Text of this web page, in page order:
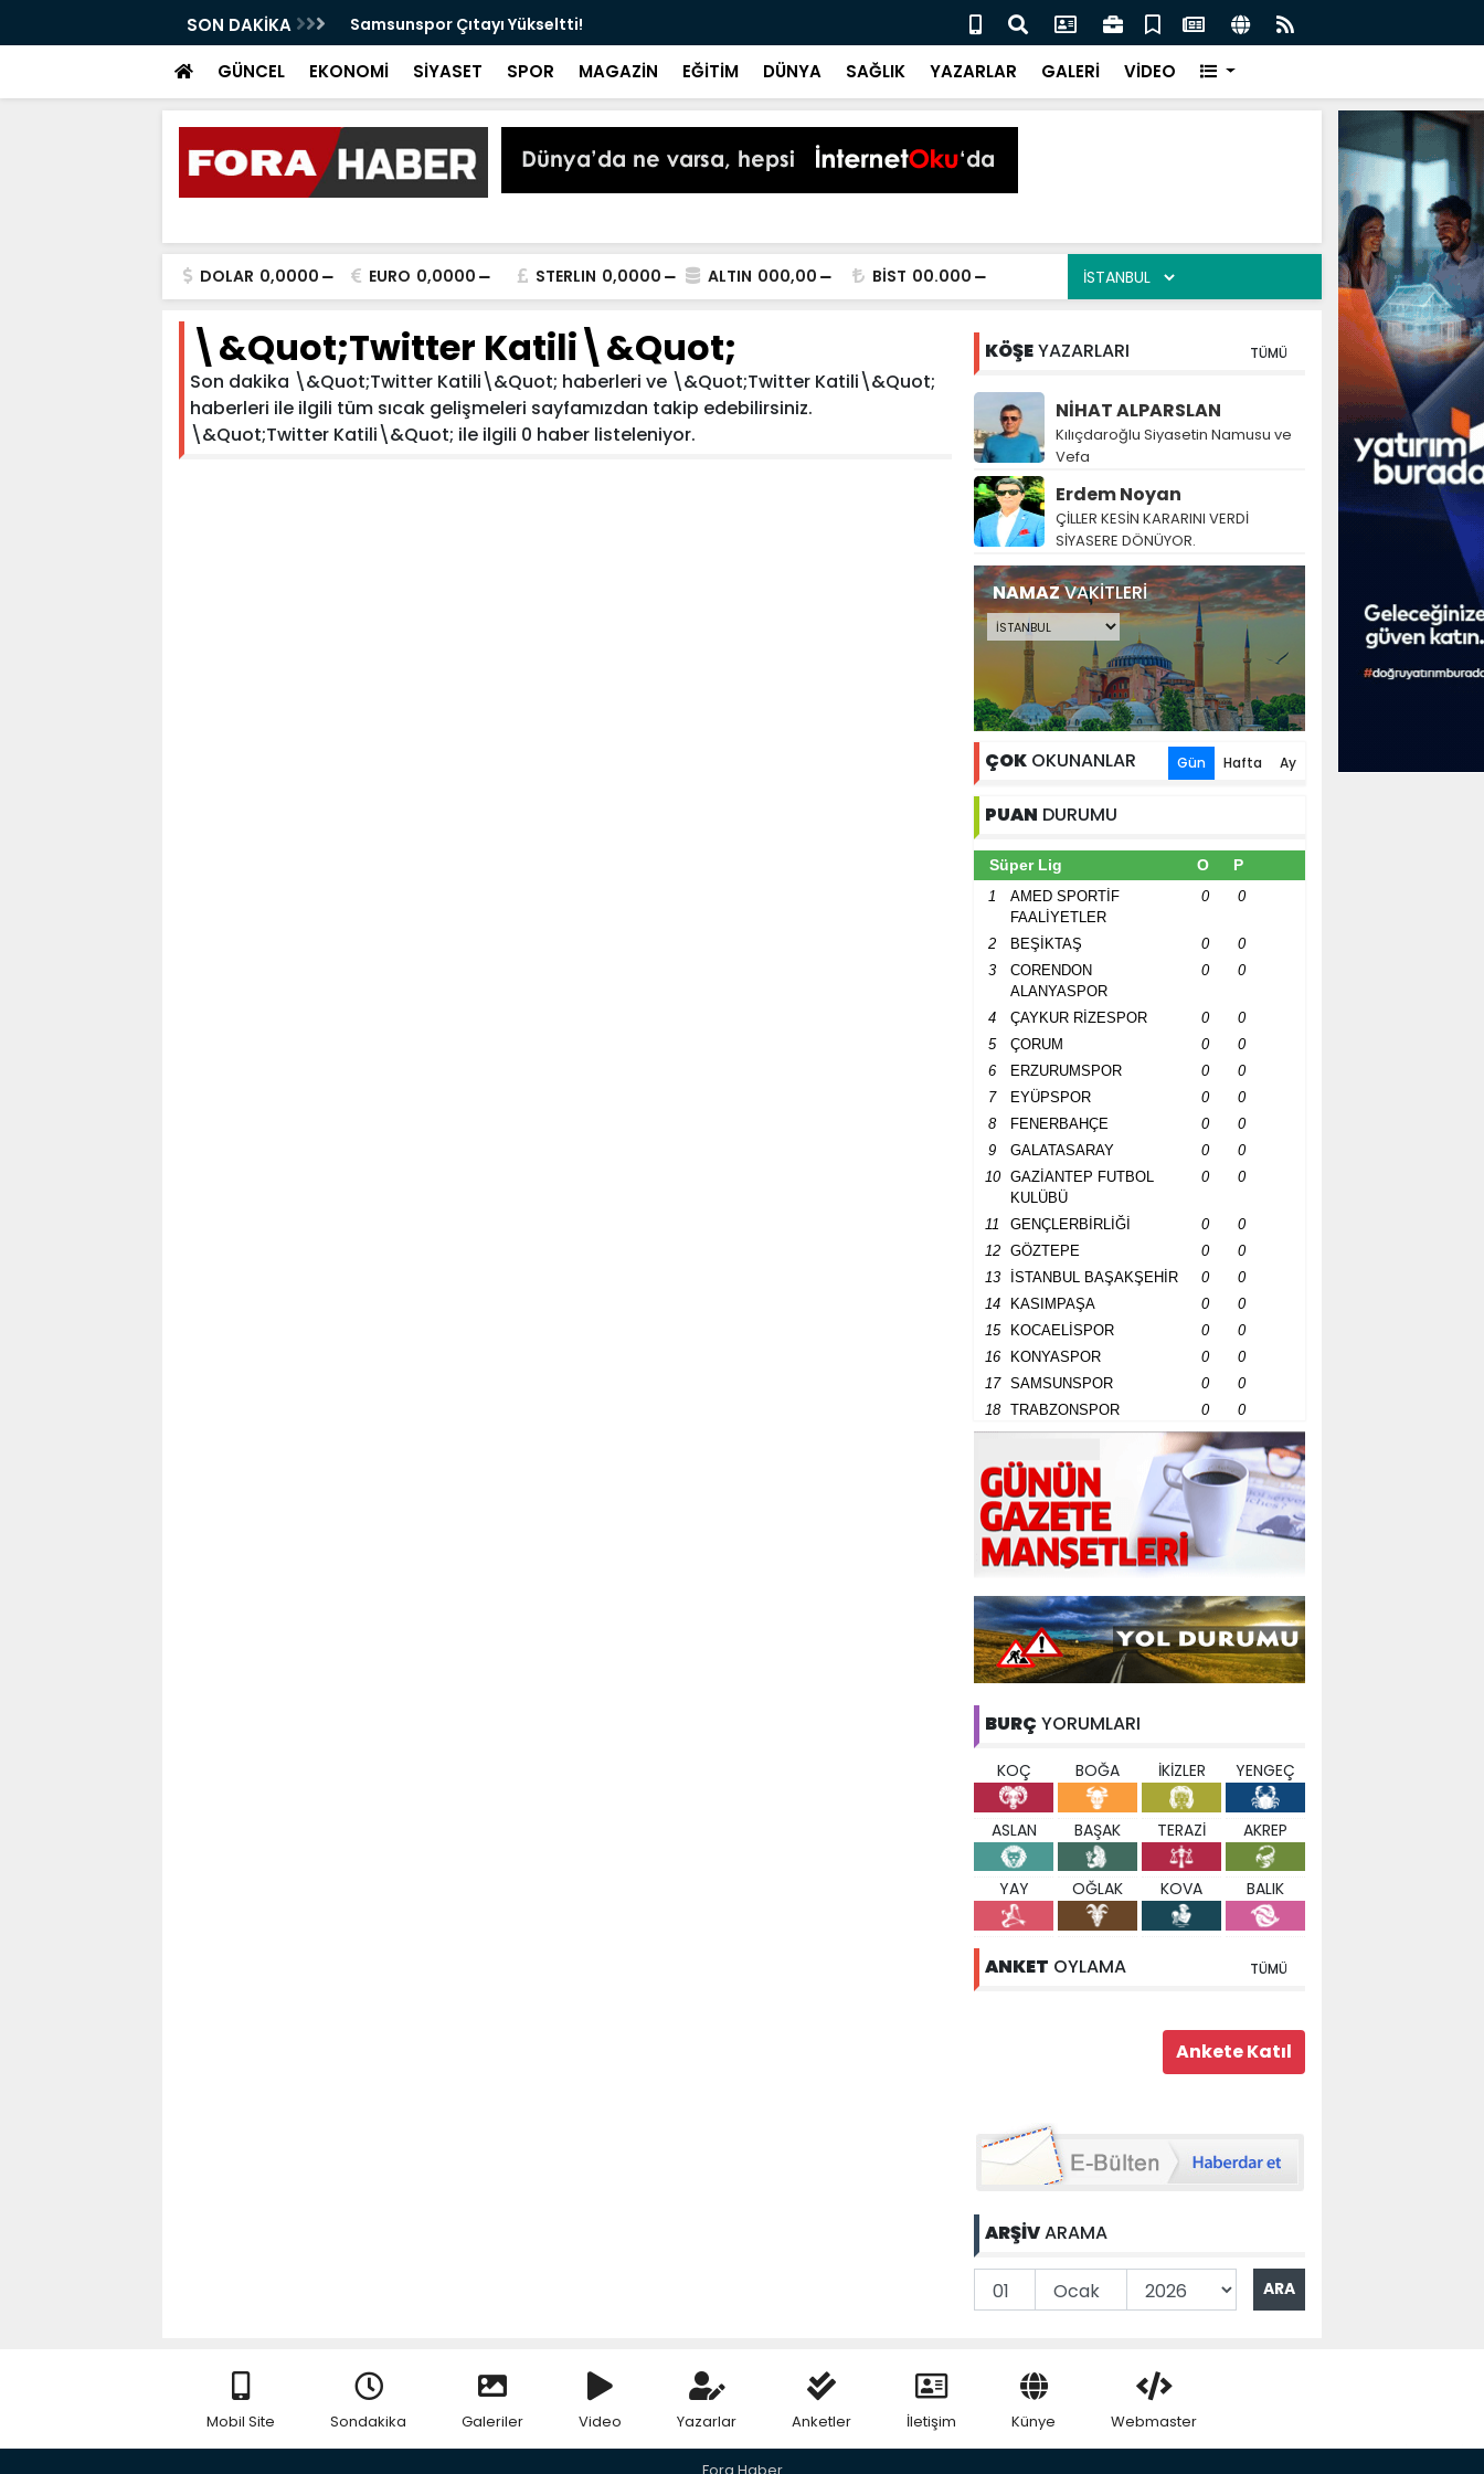
SON DAKİKA
Bir Tekkeköy İçin Çalışıyoruz" Samsunspor Çıtayı Yükseltti! Başkan Kurnaz: İlkadım’da Gönüllere Dokunuyoruz
GÜNCEL EKONOMİ SİYASET SPOR MAGAZİN EĞİTİM DÜNYA SAĞLIK YAZARLAR GALERİ VİDEO
DOLAR 0,0000 EURO 0,0000 STERLIN 0,0000 ALTIN 000,00 BİST 00.000
\&Quot;Twitter Katili\&Quot;
Son dakika \&Quot;Twitter Katili\&Quot; haberleri ve \&Quot;Twitter Katili\&Quot;
haberleri ile ilgili tüm sıcak gelişmeleri sayfamızdan takip edebilirsiniz.
\&Quot;Twitter Katili\&Quot; ile ilgili 0 haber listeleniyor.
KÖŞEYAZARLARI TÜMÜ
NİHAT ALPARSLAN
Kılıçdaroğlu Siyasetin Namusu ve
Vefa
Erdem Noyan
ÇİLLER KESİN KARARINI VERDİ
SİYASERE DÖNÜYOR.
NAMAZVAKİTLERİ
ÇOK OKUNANLAR Gün Hafta Ay
PUAN DURUMU
Süper Lig O P
1
AMED SPORTİF
FAALİYETLER
0 0
2 BEŞİKTAŞ 0
0
3
CORENDON
ALANYASPOR
0 0
4 ÇAYKUR RİZESPOR 0
0
5
ÇORUM 0
0
6
ERZURUMSPOR 0
0
7
EYÜPSPOR 0
0
8
FENERBAHÇE 0
0
9
GALATASARAY 0
0
10
GAZİANTEP FUTBOL
KULÜBÜ
0 0
11 GENÇLERBİRLİĞİ 0
0
12
GÖZTEPE 0
0
13
İSTANBUL BAŞAKŞEHİR 0
0
14
KASIMPAŞA 0
0
15
KOCAELİSPOR 0
0
16
KONYASPOR 0
0
17
SAMSUNSPOR 0
0
18
TRABZONSPOR 0 0
BURÇ YORUMLARI
KOÇ BOĞA İKİZLER YENGEÇ
ASLAN BAŞAK TERAZİ AKREP
YAY OĞLAK KOVA BALIK
ANKET OYLAMA TÜMÜ
ARŞİVARAMA
Mobil Site Sondakika Galeriler Video Yazarlar Anketler İletişim Künye Webmaster